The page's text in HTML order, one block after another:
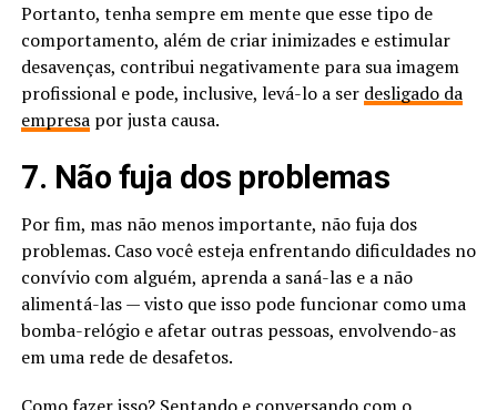
Portanto, tenha sempre em mente que esse tipo de
comportamento, além de criar inimizades e estimular
desavenças, contribui negativamente para sua imagem
profissional e pode, inclusive, levá-lo a ser desligado da
empresapor justa causa.
7. Não fuja dos problemas
Por fim, mas não menos importante, não fuja dos
problemas. Caso você esteja enfrentando dificuldades no
convívio com alguém, aprenda a saná-las e a não
alimentá-las — visto que isso pode funcionar como uma
bomba-relógio e afetar outras pessoas, envolvendo-as
em uma rede de desafetos.